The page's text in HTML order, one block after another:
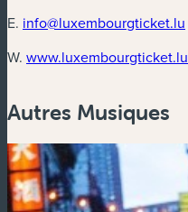
E. info@luxembourgticket.lu
W. www.luxembourgticket.lu
Autres Musiques